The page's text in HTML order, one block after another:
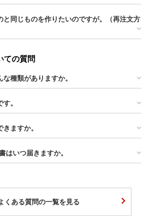
と同じものを作りたいのですが。（再注文方
ての質問
種類がありますか。
。
ますか。
はいつ届きますか。
くある質問の一覧を見る